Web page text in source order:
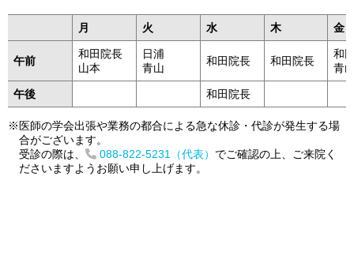
月 火 水 木 金
午前
和田院長
山本
日浦
青山
和田院長 和田院長
和
青
午後 和田院長
医師の学会出張や業務の都合による急な休診・代診が発生する場
合がございます。
受診の際は、
088-822-5231（代表） でご確認の上、ご来院く
ださいますようお願い申し上げます。